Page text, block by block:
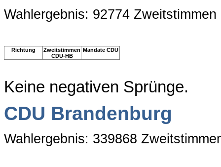
Wahlergebnis: 92774 Zweitstimmen
Richtung
Zweitstimmen
CDU-HB
Mandate CDU
Keine negativen Sprünge.
CDU Brandenburg
Wahlergebnis: 339868